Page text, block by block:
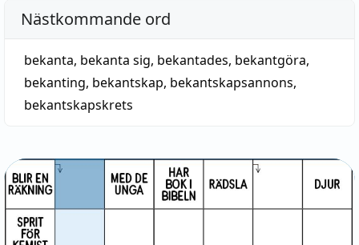
Nästkommande ord
bekanta, bekanta sig, bekantades, bekantgöra,
bekanting, bekantskap, bekantskapsannons,
bekantskapskrets